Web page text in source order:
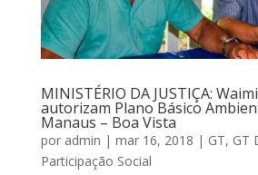
MINISTÉRIO DA JUSTIÇA:
autorizam Plano Básico
Manaus – Boa Vista
por admin | mar 16, 2018 | GT, GT
Participação Social